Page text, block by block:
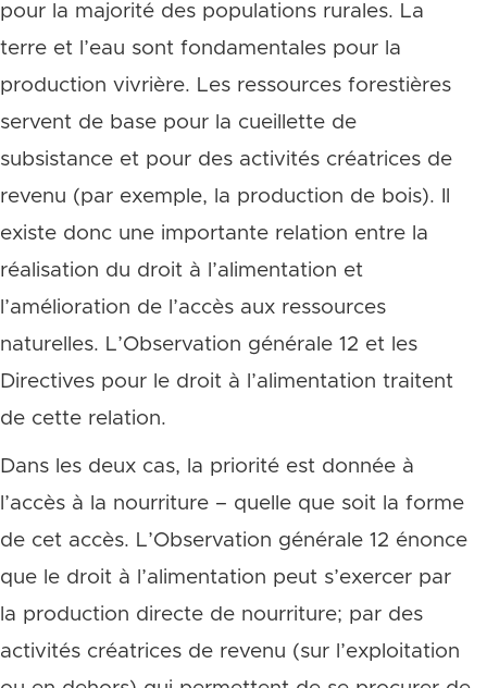
pour la majorité des populations rurales. La
terre et l’eau sont fondamentales pour la
production vivrière. Les ressources forestières
servent de base pour la cueillette de
subsistance et pour des activités créatrices de
revenu (par exemple, la production de bois). Il
existe donc une importante relation entre la
réalisation du droit à l’alimentation et
l’amélioration de l’accès aux ressources
naturelles. L’Observation générale 12 et les
Directives pour le droit à l’alimentation traitent
de cette relation.
Dans les deux cas, la priorité est donnée à
l’accès à la nourriture – quelle que soit la forme
de cet accès. L’Observation générale 12 énonce
que le droit à l’alimentation peut s’exercer par
la production directe de nourriture; par des
activités créatrices de revenu (sur l’exploitation